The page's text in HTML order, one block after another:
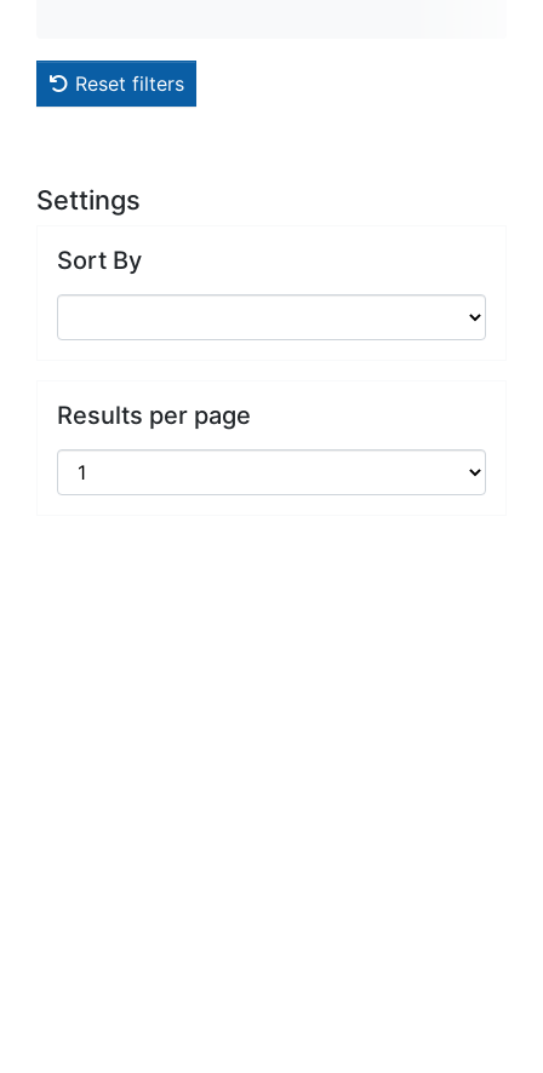
Reset filters
Settings
Sort By
Results per page